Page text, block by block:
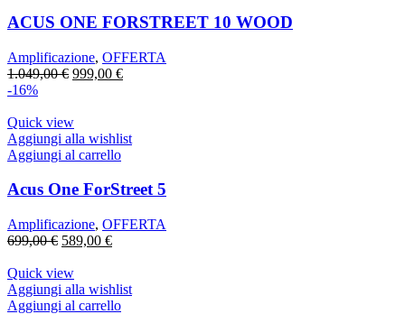
ACUS ONE FORSTREET 10 WOOD
Amplificazione, OFFERTA
1.049,00€ Il
era:
1.049,00 €.
999,00 €Il
999,00 €.
-16%
Quick view
Aggiungi alla wishlist
Aggiungi al carrello
Acus One ForStreet 5
Amplificazione, OFFERTA
699,00€ Il
originale
era:
699,00 €.
589,00 €Il
è:
589,00 €.
Quick view
Aggiungi alla wishlist
Aggiungi al carrello